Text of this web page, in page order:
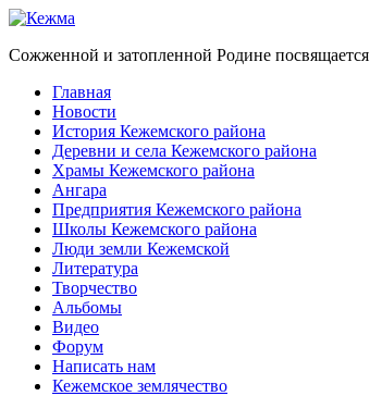
Сожженной и затопленной Родине посвящается
Главная
Новости
История Кежемского района
Деревни и села Кежемского района
Храмы Кежемского района
Ангара
Предприятия Кежемского района
Школы Кежемского района
Люди земли Кежемской
Литература
Творчество
Альбомы
Видео
Форум
Написать нам
Кежемское землячество